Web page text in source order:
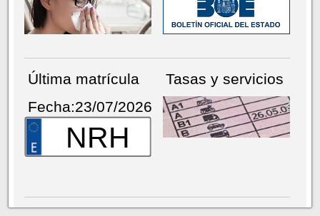
Última matrícula
Fecha:23/07/2026
NRH
Tasas y servicios